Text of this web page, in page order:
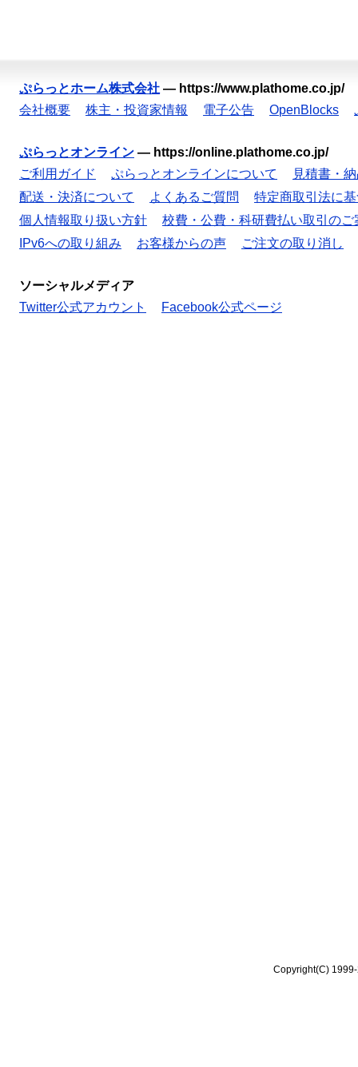
ぷらっとホーム株式会社 — https://www.plathome.co.jp/
会社概要
株主・投資家情報 電子公告 OpenBlocks
ぷらっとオンライン — https://online.plathome.co.jp/
ご利用ガイド
ぷらっとオンラインについて
見積書・
配送・決済について
よくあるご質問
特定商取引法に
個人情報取り扱い方針
校費・公費・科研費払い取引のご
IPv6への取り組み
お客様からの声 ご注文の取り消し
ソーシャルメディア
Twitter公式アカウント
Facebook公式ページ
Copyright(C)